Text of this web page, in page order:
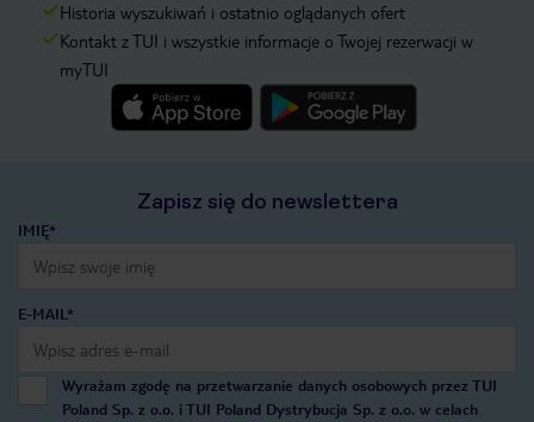
Historia wyszukiwań i ostatnio oglądanych ofert
Kontakt z TUI i wszystkie informacje o Twojej rezerwacji w
myTUI
Zapisz się do newslettera
IMIĘ*
E-MAIL*
Wyrażam zgodę na przetwarzanie danych osobowych przez TUI
Poland Sp. z o.o. i TUI Poland Dystrybucja Sp. z o.o. w celach